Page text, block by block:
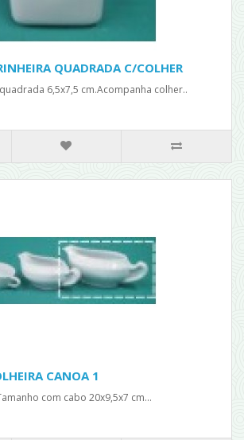
QUADRADA C/COLHER
6,5x7,5 cm.Acompanha colher..
CANOA 1
com cabo 20x9,5x7 cm...